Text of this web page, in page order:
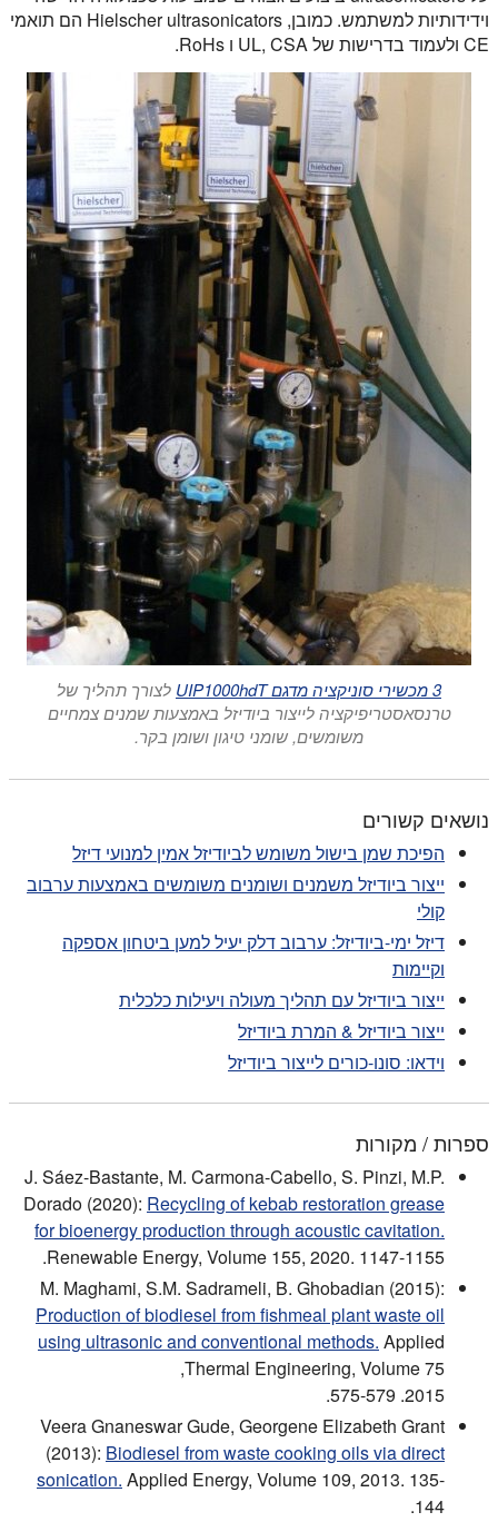
וידידותיות למשתמש. כמובן, Hielscher ultrasonicators הם תואמי
CE ולעמוד בדרישות של UL, CSA ו RoHs.
3 מכשירי סוניקציה מדגם UIP1000hdT
לצורך תהליך של
טרנסאסטריפיקציה לייצור ביודיזל באמצעות שמנים צמחיים
משומשים, שומני טיגון ושומן בקר.
נושאים קשורים
הפיכת שמן בישול משומש לביודיזל אמין למנועי דיזל
ייצור ביודיזל משמנים ושומנים משומשים באמצעות ערבוב
קולי
דיזל ימי-ביודיזל: ערבוב דלק יעיל למען ביטחון אספקה
וקיימות
ייצור ביודיזל עם תהליך מעולה ויעילות כלכלית
ייצור ביודיזל & המרת ביודיזל
וידאו: סונו-כורים לייצור ביודיזל
ספרות / מקורות
J. Sáez-Bastante, M. Carmona-Cabello, S. Pinzi, M.P.
Dorado (2020): Recycling of kebab restoration grease
for bioenergy production through acoustic cavitation.
Renewable Energy, Volume 155, 2020. 1147-1155.
M. Maghami, S.M. Sadrameli, B. Ghobadian (2015):
Production of biodiesel from fishmeal plant waste oil
using ultrasonic and conventional methods. Applied
Thermal Engineering, Volume 75,
2015. 575-579.
Veera Gnaneswar Gude, Georgene Elizabeth Grant
(2013): Biodiesel from waste cooking oils via direct
sonication. Applied Energy, Volume 109, 2013. 135-
144.